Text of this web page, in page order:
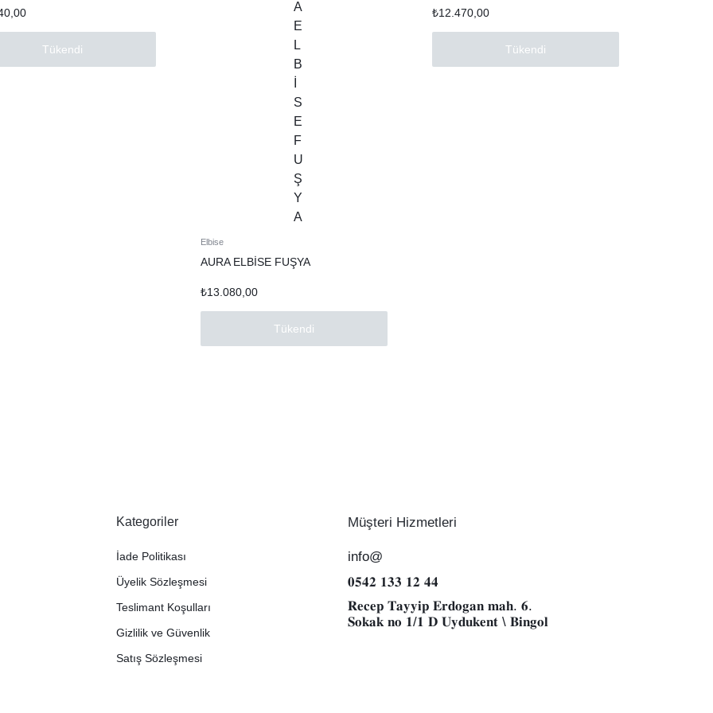
Tükendi
Elbise
AURA ELBİSE FUŞYA
₺13.080,00
Tükendi
₺12.470,00
Tükendi
Kategoriler
İade Politikası
Üyelik Sözleşmesi
Teslimant Koşulları
Gizlilik ve Güvenlik
Satış Sözleşmesi
Müşteri Hizmetleri
info@
𝟎𝟓𝟒𝟐 𝟏𝟑𝟑 𝟏𝟐 𝟒𝟒
𝐑𝐞𝐜𝐞𝐩 𝐓𝐚𝐲𝐲𝐢𝐩 𝐄𝐫𝐝𝐨𝐠𝐚𝐧 𝐦𝐚𝐡. 𝟔.
𝐒𝐨𝐤𝐚𝐤 𝐧𝐨 𝟏/𝟏 𝐃 𝐔𝐲𝐝𝐮𝐤𝐞𝐧𝐭 \ 𝐁𝐢𝐧𝐠𝐨𝐥